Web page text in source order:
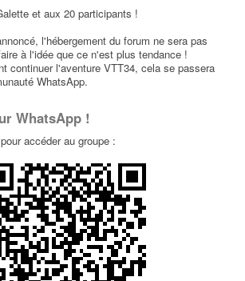
et aux 20 participants !
l'hébergement du forum ne sera pas
à l'idée que ce n'est plus tendance !
continuer l'aventure VTT34, cela se passera
WhatsApp.
WhatsApp !
accéder au groupe :
exactement l'inverse
a part quand je croise Alex,
Fernande
du surgelé dans la bagnole
Nouveau Winbike
17:58